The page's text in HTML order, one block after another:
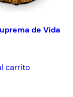
de Vida
carrito